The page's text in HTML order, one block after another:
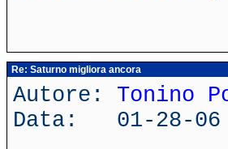
Re: Saturno migliora ancora
Autore: Tonino
Data: 01-28-06